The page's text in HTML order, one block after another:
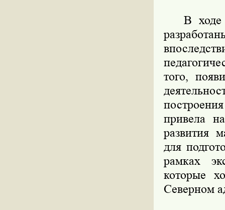
В ходе
того,
привела
развития
для
рамках
которые
Северном